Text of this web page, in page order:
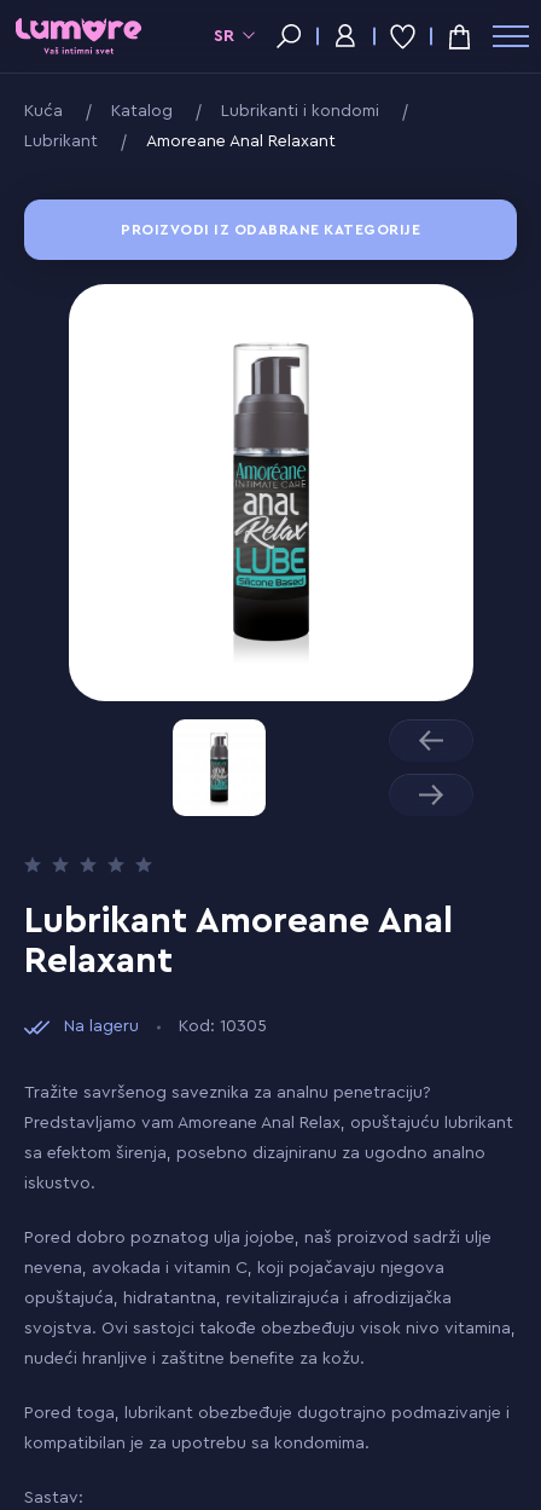
SR
Kuća Katalog
Lubrikanti i kondomi
Lubrikant
Amoreane Anal Relaxant
PROIZVODI IZ ODABRANE KATEGORIJE
Lubrikant Amoreane Anal
Relaxant
Na lageru Kod: 10305
Tražite savršenog saveznika za analnu penetraciju?
Predstavljamo vam Amoreane Anal Relax, opuštajuću lubrikant
sa efektom širenja, posebno dizajniranu za ugodno analno
iskustvo.
Pored dobro poznatog ulja jojobe, naš proizvod sadrži ulje
nevena, avokada i vitamin C, koji pojačavaju njegova
opuštajuća, hidratantna, revitalizirajuća i afrodizijačka
svojstva. Ovi sastojci takođe obezbeđuju visok nivo vitamina,
nudeći hranljive i zaštitne benefite za kožu.
Pored toga, lubrikant obezbeđuje dugotrajno podmazivanje i
kompatibilan je za upotrebu sa kondomima.
Sastav: